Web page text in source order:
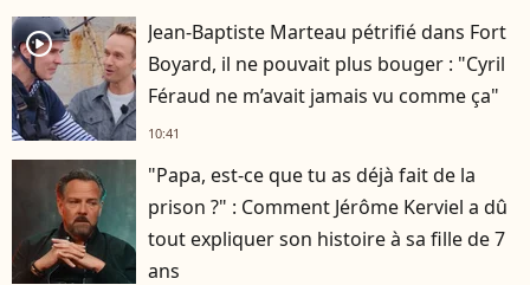
player2
Jean-Baptiste Marteau pétrifié dans Fort
Boyard, il ne pouvait plus bouger : "Cyril
Féraud ne m’avait jamais vu comme ça"
10:41
"Papa, est-ce que tu as déjà fait de la
prison ?" : Comment Jérôme Kerviel a dû
tout expliquer son histoire à sa fille de 7
ans